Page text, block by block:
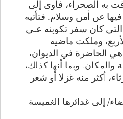
به الصحراء، فآوى إلى
فيها عن أمن وسلام. فتأتيه
التي كان سفر تكوينه على
وملكت ماضيه
الحاضرة في الديوان،
والمكان. وبما أنها كذلك،
أكثر منه غزلا أو شعر
إلى غدائرها الغميسة